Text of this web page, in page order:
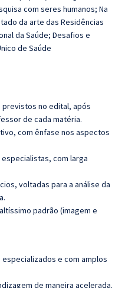
com seres humanos; Na
da arte das Residências
da Saúde; Desafios e
de Saúde
previstos no edital, após
de cada matéria.
com ênfase nos aspectos
com larga
voltadas para a análise da
padrão (imagem e
e com amplos
de maneira acelerada.